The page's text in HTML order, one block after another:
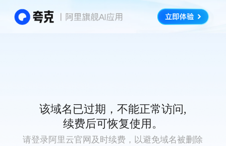
该域名已过期，不能正常访问,
续费后可恢复使用。
请登录阿里云官网及时续费，以避免域名被删除